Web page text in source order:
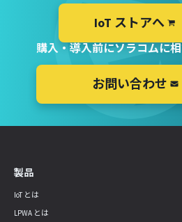
IoT ストアへ
購入・導入前にソラコムに
お問い合わせ
製品
IoT とは
LPWA とは